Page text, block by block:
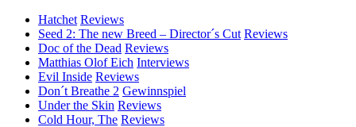
Hatchet Reviews
Seed 2: The new Breed – Director´s Cut Reviews
Doc of the Dead Reviews
Matthias Olof Eich Interviews
Evil Inside Reviews
Don´t Breathe 2 Gewinnspiel
Under the Skin Reviews
Cold Hour, The Reviews